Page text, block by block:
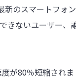
新のスマートフォ
きないユーザー
が80％短縮され